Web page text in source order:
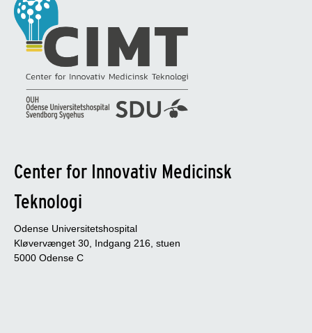
Center for Innovativ Medicinsk
Teknologi
Odense Universitetshospital
Kløvervænget 30, Indgang 216, stuen
5000 Odense C